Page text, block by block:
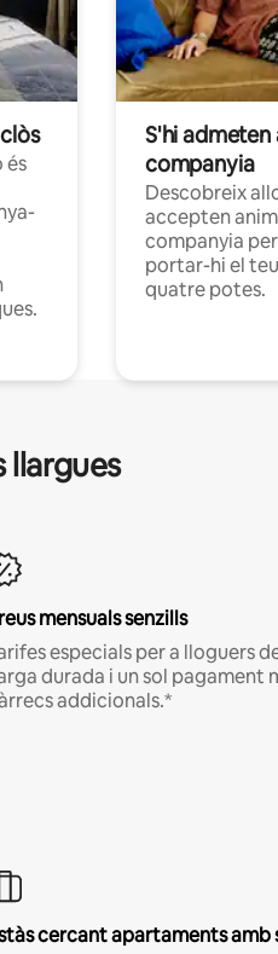
és
S'hi admeten
companyia
Descobreix
accepten
companyia
portar-hi el
quatre potes.
llargues
mensuals senzills
especials per a lloguers
durada i un sol pagament
addicionals.*
cercant apartaments amb